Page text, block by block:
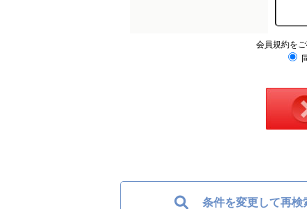
会員規約を
条件を変更して再検